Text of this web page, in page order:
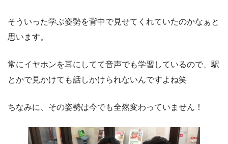
そういった学ぶ姿勢を背中で見せてくれていたのかなぁと
思います。
常にイヤホンを耳にしてて音声でも学習しているので、駅
とかで見かけても話しかけられないんですよね笑
ちなみに、その姿勢は今でも全然変わっていません！